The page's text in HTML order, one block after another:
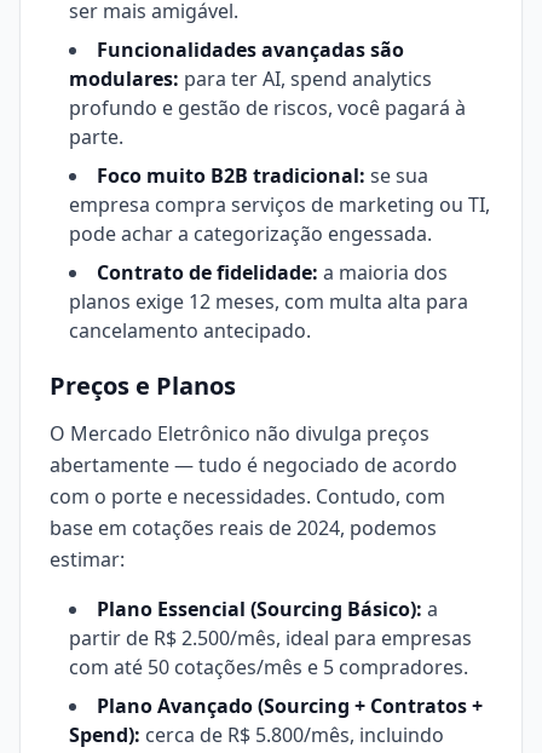
ser mais amigável.
Funcionalidades avançadas são
modulares: para ter AI, spend analytics
profundo e gestão de riscos, você pagará à
parte.
Foco muito B2B tradicional: se sua
empresa compra serviços de marketing ou TI,
pode achar a categorização engessada.
Contrato de fidelidade: a maioria dos
planos exige 12 meses, com multa alta para
cancelamento antecipado.
Preços e Planos
O Mercado Eletrônico não divulga preços
abertamente — tudo é negociado de acordo
com o porte e necessidades. Contudo, com
base em cotações reais de 2024, podemos
estimar:
Plano Essencial (Sourcing Básico): a
partir de R$ 2.500/mês, ideal para empresas
com até 50 cotações/mês e 5 compradores.
Plano Avançado (Sourcing + Contratos +
Spend): cerca de R$ 5.800/mês, incluindo